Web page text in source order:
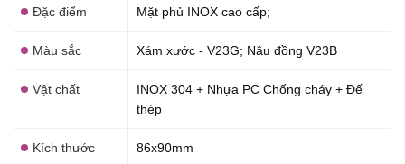
Đặc điểm Mặt phủ INOX cao cấp;
Màu sắc Xám xước - V23G; Nâu đồng V23B
Vật chất
INOX 304 + Nhựa PC Chống cháy + Đế
thép
Kích thước 86x90mm